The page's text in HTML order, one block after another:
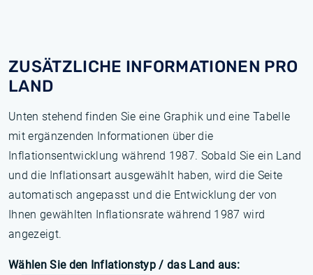
ZUSÄTZLICHE INFORMATIONEN PRO
LAND
Unten stehend finden Sie eine Graphik und eine Tabelle
mit ergänzenden Informationen über die
Inflationsentwicklung während 1987. Sobald Sie ein Land
und die Inflationsart ausgewählt haben, wird die Seite
automatisch angepasst und die Entwicklung der von
Ihnen gewählten Inflationsrate während 1987 wird
angezeigt.
Wählen Sie den Inflationstyp / das Land aus: